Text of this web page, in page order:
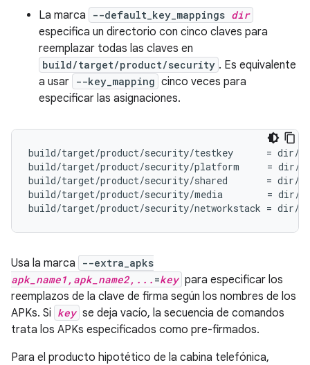
La marca --default_key_mappings dir
especifica un directorio con cinco claves para
reemplazar todas las claves en
build/target/product/security . Es equivalente
a usar --key_mapping cinco veces para
especificar las asignaciones.
build/target/product/security/testkey      = dir/
build/target/product/security/platform     = dir/
build/target/product/security/shared       = dir/
build/target/product/security/media        = dir/
Usa la marca
--extra_apks
apk_name1,apk_name2,... =key para especificar los
reemplazos de la clave de firma según los nombres de los
APKs. Si key se deja vacío, la secuencia de comandos
trata los APKs especificados como pre-firmados.
Para el producto hipotético de la cabina telefónica,